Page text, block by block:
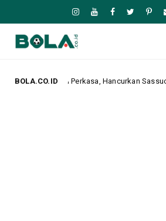
BOLA.CO.ID
Hancurkan Sassuolo 4-1 dalam Laga Uji